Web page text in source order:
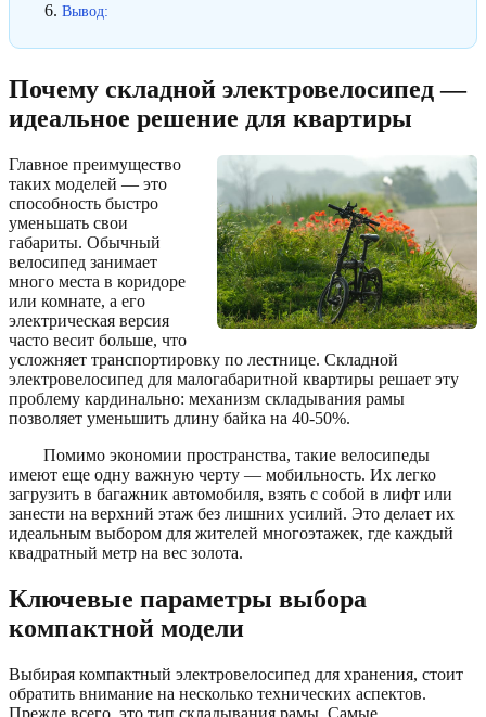
Вывод:
Почему складной электровелосипед —
идеальное решение для квартиры
Главное преимущество
таких моделей — это
способность быстро
уменьшать свои
габариты. Обычный
велосипед занимает
много места в коридоре
или комнате, а его
электрическая версия
часто весит больше, что
усложняет транспортировку по лестнице. Складной
электровелосипед для малогабаритной квартиры решает эту
проблему кардинально: механизм складывания рамы
позволяет уменьшить длину байка на 40-50%.
Помимо экономии пространства, такие велосипеды
имеют еще одну важную черту — мобильность. Их легко
загрузить в багажник автомобиля, взять с собой в лифт или
занести на верхний этаж без лишних усилий. Это делает их
идеальным выбором для жителей многоэтажек, где каждый
квадратный метр на вес золота.
Ключевые параметры выбора
компактной модели
Выбирая компактный электровелосипед для хранения, стоит
обратить внимание на несколько технических аспектов.
Прежде всего, это тип складывания рамы. Самые